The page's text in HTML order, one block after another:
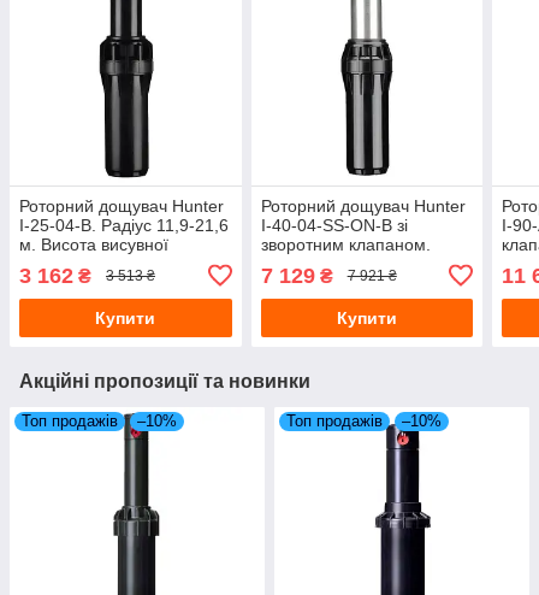
Роторний дощувач Hunter
I-25-04-В. Радіус 11,9-21,6
м. Висота висувної
3 162 ₴ 3 513 ₴
Купити
Роторний дощувач Hunter
I-40-04-SS-ON-В зі
зворотним клапаном.
Сталевий
7 129₴ 7 921 ₴
Купити
I-
11
Акційні пропозиції та новинки
Топ продажів –10% Топ продажів –10%